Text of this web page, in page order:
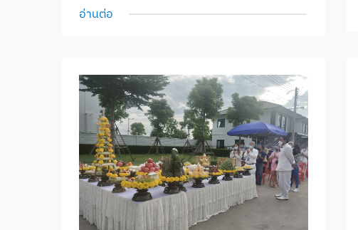
อ่านต่อ